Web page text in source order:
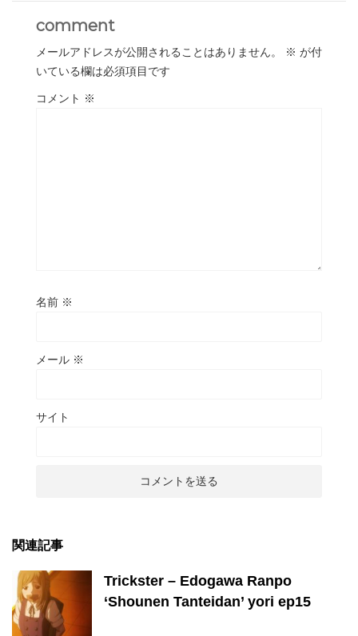
comment
メールアドレスが公開されることはありません。 ※ が付
いている欄は必須項目です
コメント ※
名前 ※
メール ※
サイト
関連記事
Trickster – Edogawa Ranpo
‘Shounen Tanteidan’ yori ep15